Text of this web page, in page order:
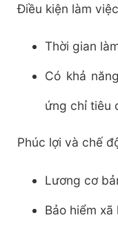
Điều kiện làm
Thời gian
Có khả
ứng chỉ tiêu
Phúc lợi và chế
Lương cơ
Bảo hiểm